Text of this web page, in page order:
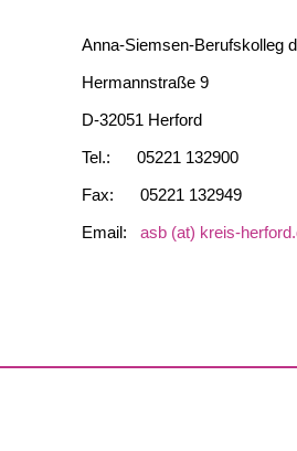
Anna-Siemsen-Berufskolleg
Hermannstraße 9
D-32051 Herford
Tel.: 05221 132900
Fax: 05221 132949
Email: asb (at) kreis-